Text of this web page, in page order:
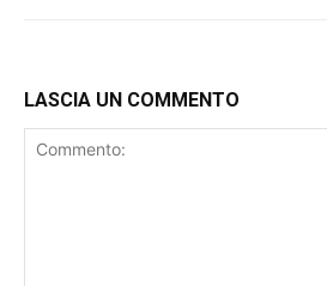
LASCIA UN COMMENTO